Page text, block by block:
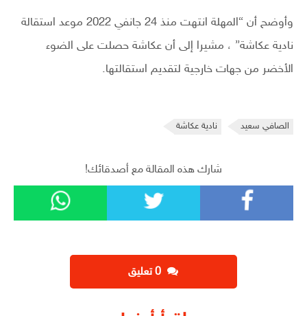
وأوضح أن “المهلة انتهت منذ 24 جانفي 2022 موعد استقالة
نادية عكاشة” ، مشيرا إلى أن عكاشة حصلت على الضوء
الأخضر من جهات خارجية لتقديم استقالتها.
الصافي سعيد نادية عكاشة
شارك هذه المقالة مع أصدقائك!